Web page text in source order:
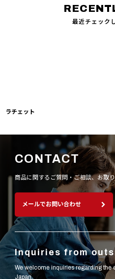
最近チェック
ラチェット
CONTACT
商品に関するご質問・ご相談、お取
メールでお問い合わせ
Inquiries from
We welcome inquiries regarding the
Japan.